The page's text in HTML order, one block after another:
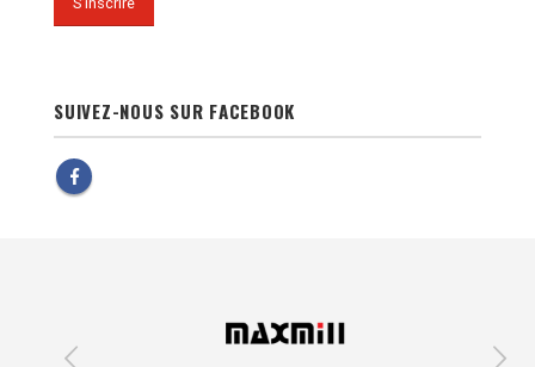
SUIVEZ-NOUS SUR FACEBOOK